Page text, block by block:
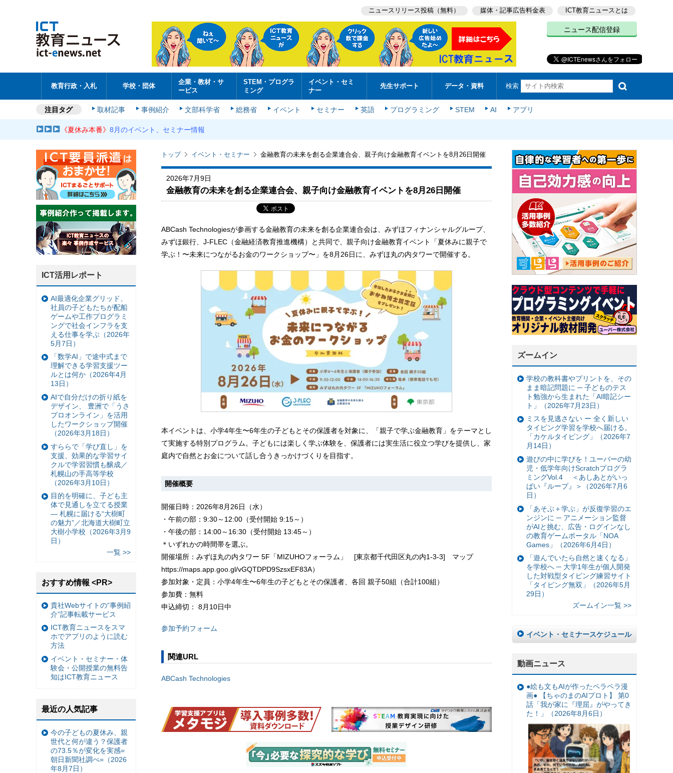
ニュースリリース投稿（無料） 媒体・記事広告料金表 ICT教育ニュースとは
ニュース配信登録
教育行政・入札 学校・団体
企業・教材・サ
ービス
STEM・プログラ
ミング
イベント・セミ
ナー
先生サポート データ・資料 検索
注目タグ 取材記事 事例紹介 文部科学省 総務省 イベント セミナー 英語 プログラミング STEM AI アプリ
《夏休み本番》8月のイベント、セミナー情報
トップ イベント・セミナー 金融教育の未来を創る企業連合会、親子向け金融教育イベントを8月26日開催
2026年7月9日
金融教育の未来を創る企業連合会、親子向け金融教育イベントを8月26日開催
ABCash Technologiesが参画する金融教育の未来を創る企業連合会は、みずほフィナンシャルグループ、
みずほ銀行、J-FLEC（金融経済教育推進機構）と共同で、親子向け金融教育イベント「夏休みに親子で
学ぶ！〜未来につながるお金のワークショップ〜」を8月26日に、みずほ丸の内タワーで開催する。
本イベントは、小学4年生〜6年生の子どもとその保護者を対象に、「親子で学ぶ金融教育」をテーマとし
て実施する特別プログラム。子どもには楽しく学ぶ体験を、保護者には実生活に役立つ学びを提供し、家
庭内で自然とお金について話し合うきっかけづくりを目指す。
開催概要
開催日時：2026年8月26日（水）
・午前の部：9:30～12:00（受付開始 9:15～）
・午後の部：14:00～16:30（受付開始 13:45～）
＊いずれかの時間帯を選ぶ。
開催場所：みずほ丸の内タワー 5F「MIZUHOフォーラム」 [東京都千代田区丸の内1-3-3] マップ
https://maps.app.goo.gl/vGQTDPD9SzsxEF83A）
参加対象・定員：小学4年生〜6年生の子どもとその保護者、各回 親子50組（合計100組）
参加費：無料
申込締切： 8月10日中
参加予約フォーム
関連URL
ABCash Technologies
ズームイン
学校の教科書やプリントを、その
まま暗記問題に ─ 子どものテス
ト勉強から生まれた「AI暗記シー
ト」（2026年7月23日）
ミスを見逃さない ー 全く新しい
タイピング学習を学校へ届ける。
「カケルタイピング」（2026年7
月14日）
遊びの中に学びを！ユーバーの幼
児・低学年向けScratchプログラ
ミングVol.4 ＜あしあとがいっ
ぱい『ループ』＞（2026年7月6
日）
「あそぶ＋学ぶ」が反復学習のエ
ンジンに ─ アニメーション監督
がAIと挑む、広告・ログインなし
の教育ゲームポータル「NOA
Games」（2026年6月4日）
「遊んでいたら自然と速くなる」
を学校へ ─ 大学1年生が個人開発
した対戦型タイピング練習サイト
「タイピング無双」（2026年5月
29日）
ズームイン一覧 >>
イベント・セミナースケジュール
動画ニュース
●絵も文もAIが作ったペラペラ漫
画● 【ちゃのまのAIプロト】 第0
話「我が家に『理屈』がやってき
た！」（2026年8月6日）
ICT活用レポート
AI最適化企業グリッド、
社員の子どもたちが配船
ゲームや工作プログラミ
ングで社会インフラを支
える仕事を学ぶ（2026年
5月7日）
「数学AI」で途中式まで
理解できる学習支援ツー
ルとは何か（2026年4月
13日）
AIで自分だけの折り紙を
デザイン、 豊洲で「うさ
プロオンライン」を活用
したワークショップ開催
（2026年3月18日）
すららで「学び直し」を
支援、効果的な学習サイ
クルで学習習慣も醸成／
札幌山の手高等学校
（2026年3月10日）
目的を明確に、子ども主
体で見通しを立てる授業
— 札幌に届ける“大樹町
の魅力”／北海道大樹町立
大樹小学校（2026年3月9
日）
一覧 >>
おすすめ情報 <PR>
貴社Webサイトの“事例紹
介”記事転載サービス
ICT教育ニュースをスマ
ホでアプリのように読む
方法
イベント・セミナー・体
験会・公開授業の無料告
知はICT教育ニュース
最近の人気記事
今の子どもの夏休み、親
世代と何が違う？保護者
の73.5％が変化を実感=
朝日新聞社調べ=（2026
年8月7日）